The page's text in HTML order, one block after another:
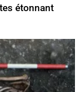
étonnant